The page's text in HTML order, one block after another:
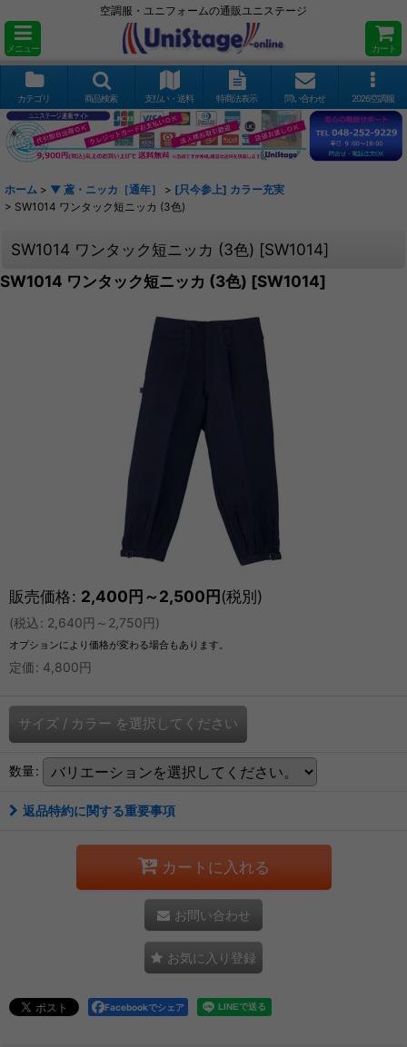
空調服・ユニフォームの通販ユニステージ
メニュー カート
カテゴリ 商品検索 支払い・送料 特商法表示 問い合わせ 2026空調服
ホーム > ▼ 鳶・ニッカ［通年］ > [只今参上] カラー充実
> SW1014 ワンタック短ニッカ (3色)
SW1014 ワンタック短ニッカ (3色) [SW1014]
SW1014 ワンタック短ニッカ (3色) [SW1014]
販売価格: 2,400円～2,500円(税別)
(税込: 2,640円 ～2,750円)
オプションにより価格が変わる場合もあります。
定価: 4,800円
サイズ / カラー を選択してください
数量:
返品特約に関する重要事項
カートに入れる
お問い合わせ
お気に入り登録
Facebookでシェア